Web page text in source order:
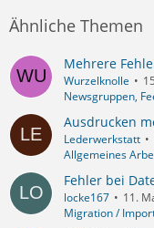
Ähnliche Themen
Mehrere
Wurzelknolle
Newsgruppen,
Ausdrucken
Lederwerkstatt
Allgemeines
Fehler bei
locke167
11.
Migration /